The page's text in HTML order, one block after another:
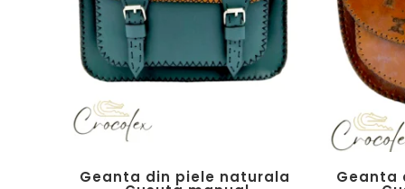
Geanta din piele naturala Geanta